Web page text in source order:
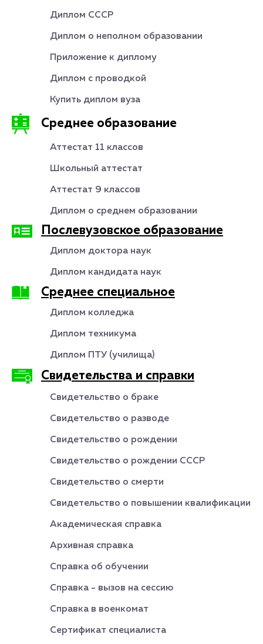
Диплом СССР
Диплом о неполном образовании
Приложение к диплому
Диплом с проводкой
Купить диплом вуза
Среднее образование
Аттестат 11 классов
Школьный аттестат
Аттестат 9 классов
Диплом о среднем образовании
Послевузовское образование
Диплом доктора наук
Диплом кандидата наук
Среднее специальное
Диплом колледжа
Диплом техникума
Диплом ПТУ (училища)
Свидетельства и справки
Свидетельство о браке
Свидетельство о разводе
Свидетельство о рождении
Свидетельство о рождении СССР
Свидетельство о смерти
Свидетельство о повышении квалификации
Академическая справка
Архивная справка
Справка об обучении
Справка - вызов на сессию
Справка в военкомат
Сертификат специалиста